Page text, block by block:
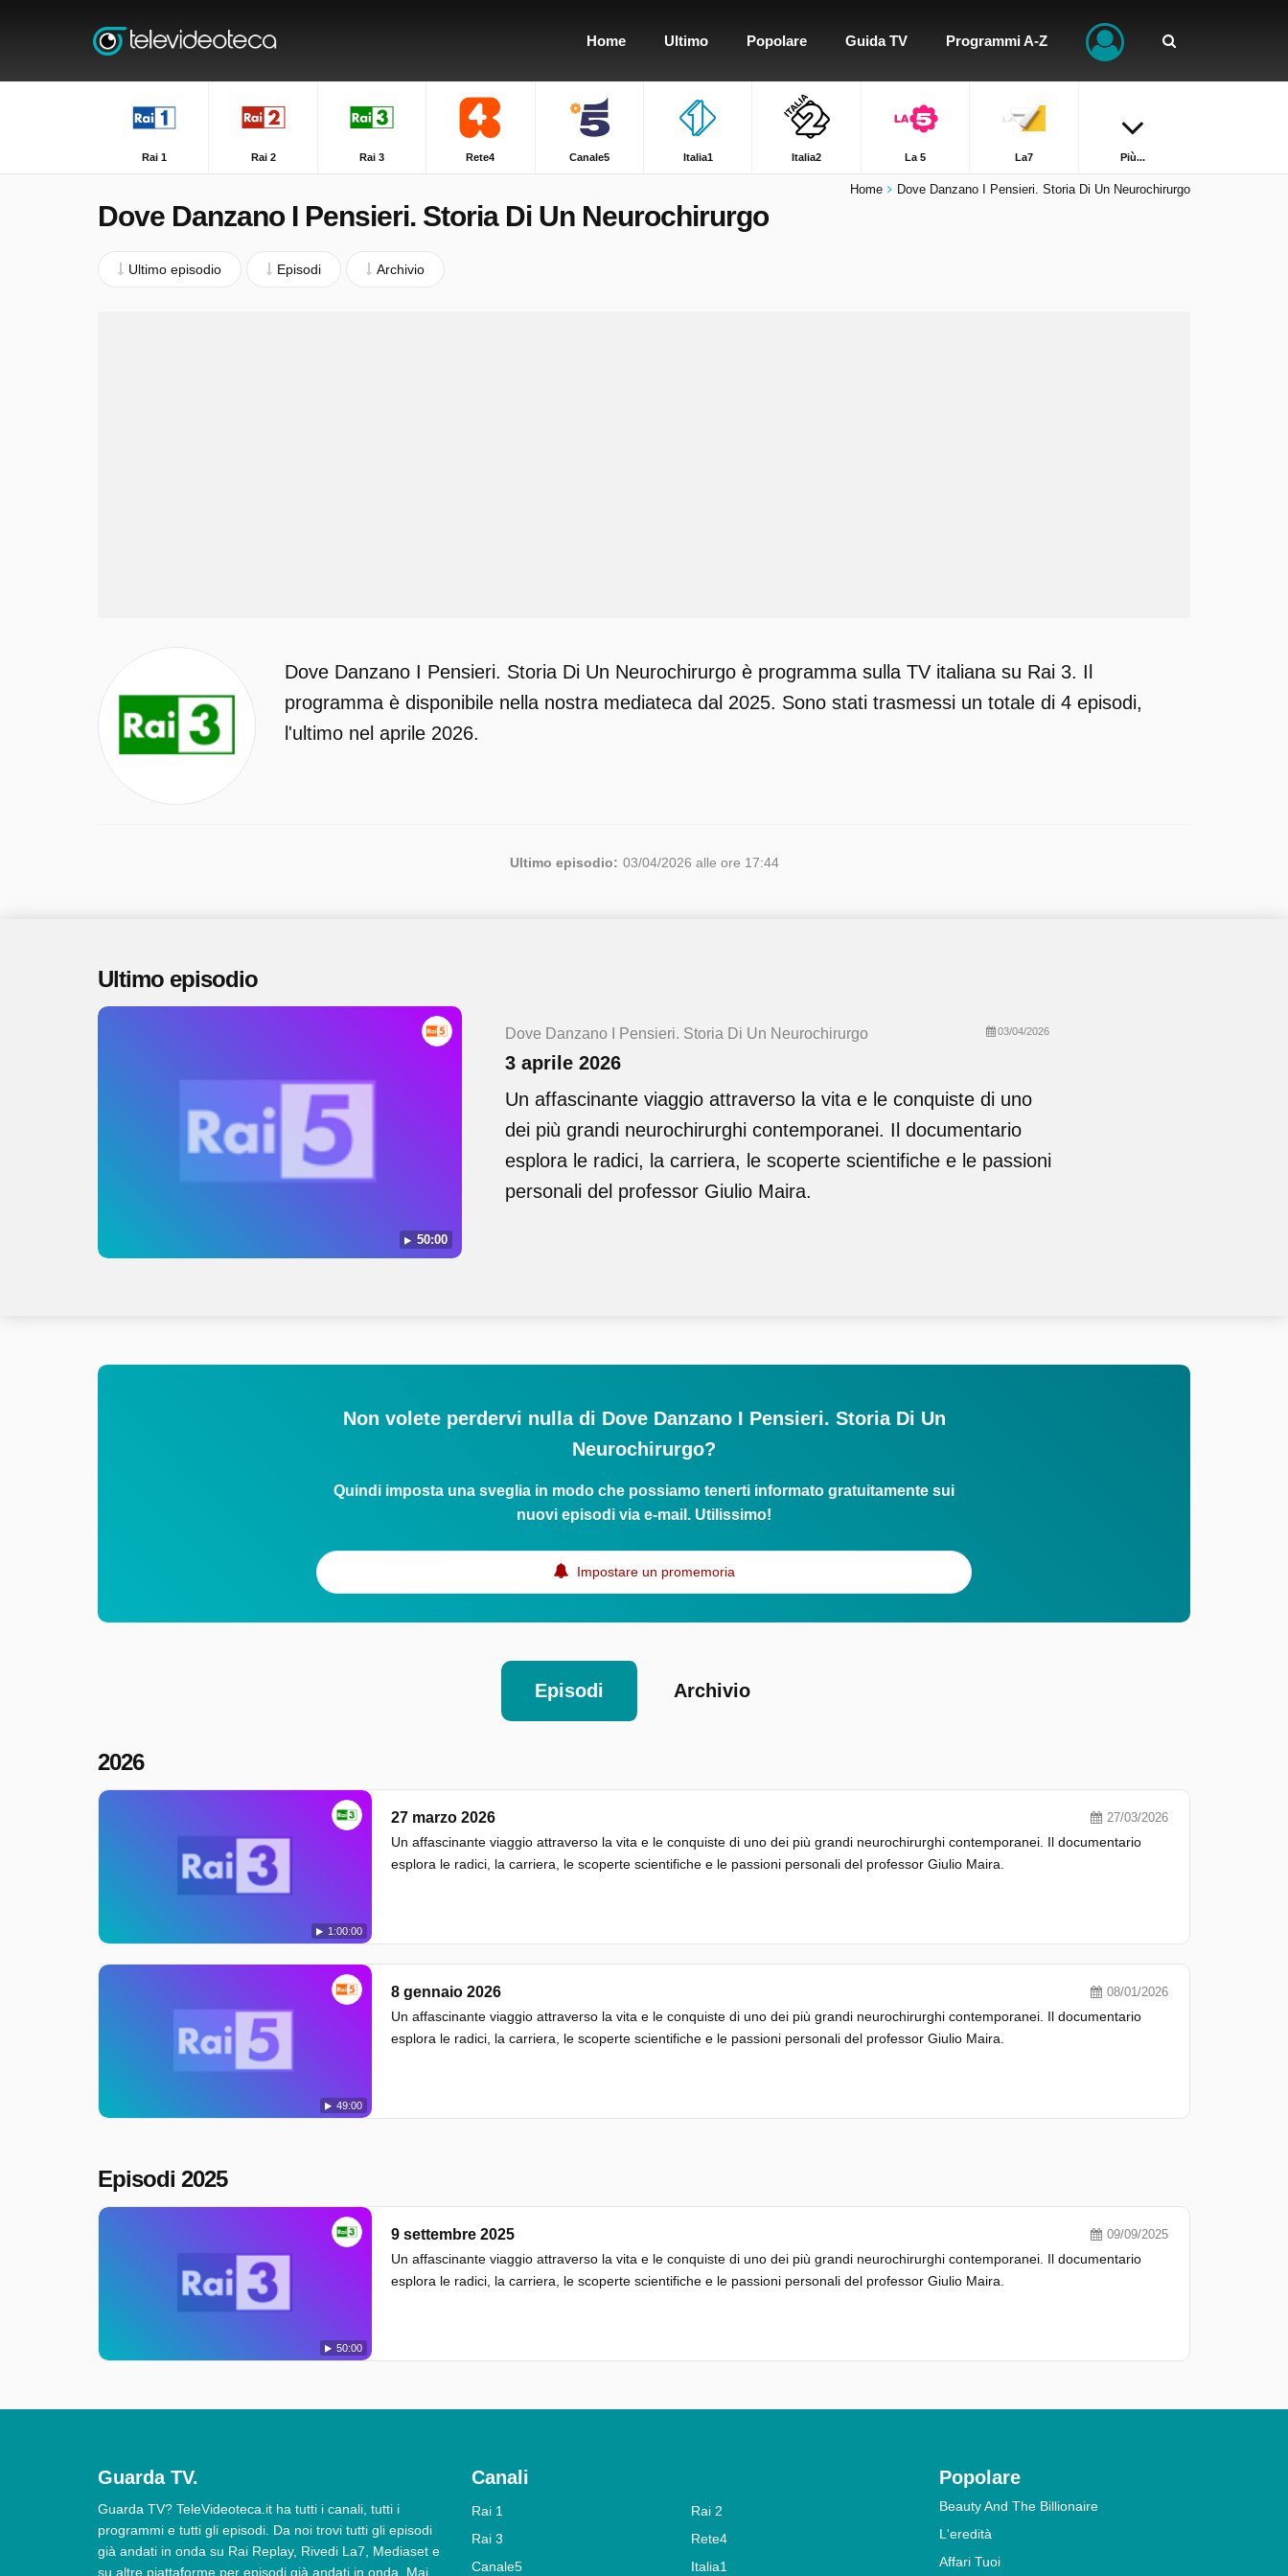
Home Ultimo Popolare Guida TV Programmi A-Z
Rai 1 Rai 2 Rai 3 Rete4 Canale5 Italia1 Italia2 La 5 La7 Più...
Home Dove Danzano I Pensieri. Storia Di Un Neurochirurgo
Dove Danzano I Pensieri. Storia Di Un Neurochirurgo
Ultimo episodio Episodi Archivio
Dove Danzano I Pensieri. Storia Di Un Neurochirurgo è programma sulla TV italiana su Rai 3. Il
programma è disponibile nella nostra mediateca dal 2025. Sono stati trasmessi un totale di 4 episodi,
l'ultimo nel aprile 2026.
Ultimo episodio: 03/04/2026 alle ore 17:44
Ultimo episodio
50:00
Dove Danzano I Pensieri. Storia Di Un Neurochirurgo 03/04/2026
3 aprile 2026
Un affascinante viaggio attraverso la vita e le conquiste di uno
dei più grandi neurochirurghi contemporanei. Il documentario
esplora le radici, la carriera, le scoperte scientifiche e le passioni
personali del professor Giulio Maira.
Non volete perdervi nulla di Dove Danzano I Pensieri. Storia Di Un
Neurochirurgo?
Quindi imposta una sveglia in modo che possiamo tenerti informato gratuitamente sui
nuovi episodi via e-mail. Utilissimo!
Impostare un promemoria
Episodi Archivio
2026
1:00:00
27 marzo 2026 27/03/2026
Un affascinante viaggio attraverso la vita e le conquiste di uno dei più grandi neurochirurghi contemporanei. Il documentario
esplora le radici, la carriera, le scoperte scientifiche e le passioni personali del professor Giulio Maira.
49:00
8 gennaio 2026 08/01/2026
Un affascinante viaggio attraverso la vita e le conquiste di uno dei più grandi neurochirurghi contemporanei. Il documentario
esplora le radici, la carriera, le scoperte scientifiche e le passioni personali del professor Giulio Maira.
Episodi 2025
50:00
9 settembre 2025 09/09/2025
Un affascinante viaggio attraverso la vita e le conquiste di uno dei più grandi neurochirurghi contemporanei. Il documentario
esplora le radici, la carriera, le scoperte scientifiche e le passioni personali del professor Giulio Maira.
Guarda TV.
Guarda TV? TeleVideoteca.it ha tutti i canali, tutti i
programmi e tutti gli episodi. Da noi trovi tutti gli episodi
già andati in onda su Rai Replay, Rivedi La7, Mediaset e
su altre piattaforme per episodi già andati in onda. Mai
Canali
Rai 1
Rai 2
Rai 3
Rete4
Canale5
Italia1
Popolare
Beauty And The Billionaire
L'eredità
Affari Tuoi